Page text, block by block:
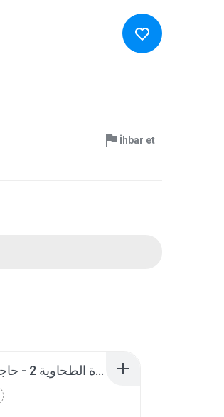
İhbar et
العقيدة الطحاوية 2 - حاجة الإنسان إلى معرفة الله ع